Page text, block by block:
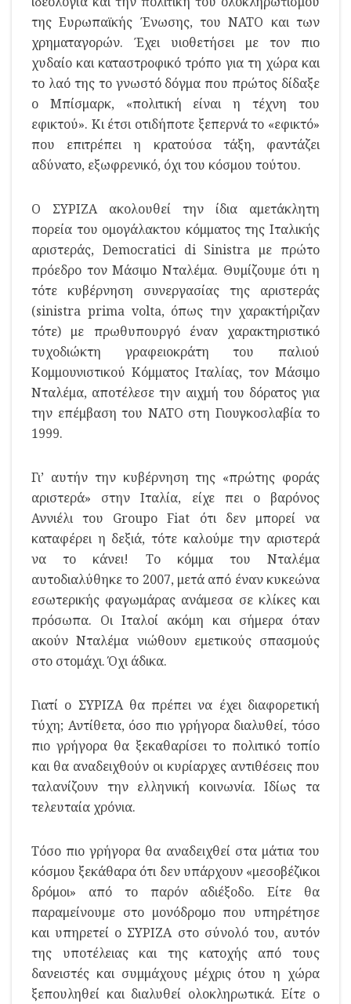
της Ευρωπαϊκής Ένωσης, του ΝΑΤΟ και των
χρηματαγορών. Έχει υιοθετήσει με τον πιο
χυδαίο και καταστροφικό τρόπο για τη χώρα και
το λαό της το γνωστό δόγμα που πρώτος δίδαξε
ο Μπίσμαρκ, «πολιτική είναι η τέχνη του
εφικτού». Κι έτσι οτιδήποτε ξεπερνά το «εφικτό»
που επιτρέπει η κρατούσα τάξη, φαντάζει
αδύνατο, εξωφρενικό, όχι του κόσμου τούτου.
Ο ΣΥΡΙΖΑ ακολουθεί την ίδια αμετάκλητη
πορεία του ομογάλακτου κόμματος της Ιταλικής
αριστεράς, Democratici di Sinistra με πρώτο
πρόεδρο τον Μάσιμο Νταλέμα. Θυμίζουμε ότι η
τότε κυβέρνηση συνεργασίας της αριστεράς
(sinistra prima volta, όπως την χαρακτήριζαν
τότε) με πρωθυπουργό έναν χαρακτηριστικό
τυχοδιώκτη γραφειοκράτη του παλιού
Κομμουνιστικού Κόμματος Ιταλίας, τον Μάσιμο
Νταλέμα, αποτέλεσε την αιχμή του δόρατος για
την επέμβαση του ΝΑΤΟ στη Γιουγκοσλαβία το
1999.
Γι’ αυτήν την κυβέρνηση της «πρώτης φοράς
αριστερά» στην Ιταλία, είχε πει ο βαρόνος
Αννιέλι του Groupo Fiat ότι δεν μπορεί να
καταφέρει η δεξιά, τότε καλούμε την αριστερά
να το κάνει! Το κόμμα του Νταλέμα
αυτοδιαλύθηκε το 2007, μετά από έναν κυκεώνα
εσωτερικής φαγωμάρας ανάμεσα σε κλίκες και
πρόσωπα. Οι Ιταλοί ακόμη και σήμερα όταν
ακούν Νταλέμα νιώθουν εμετικούς σπασμούς
στο στομάχι. Όχι άδικα.
Γιατί ο ΣΥΡΙΖΑ θα πρέπει να έχει διαφορετική
τύχη; Αντίθετα, όσο πιο γρήγορα διαλυθεί, τόσο
πιο γρήγορα θα ξεκαθαρίσει το πολιτικό τοπίο
και θα αναδειχθούν οι κυρίαρχες αντιθέσεις που
ταλανίζουν την ελληνική κοινωνία. Ιδίως τα
τελευταία χρόνια.
Τόσο πιο γρήγορα θα αναδειχθεί στα μάτια του
κόσμου ξεκάθαρα ότι δεν υπάρχουν «μεσοβέζικοι
δρόμοι» από το παρόν αδιέξοδο. Είτε θα
παραμείνουμε στο μονόδρομο που υπηρέτησε
και υπηρετεί ο ΣΥΡΙΖΑ στο σύνολό του, αυτόν
της υποτέλειας και της κατοχής από τους
δανειστές και συμμάχους μέχρις ότου η χώρα
ξεπουληθεί και διαλυθεί ολοκληρωτικά. Είτε ο